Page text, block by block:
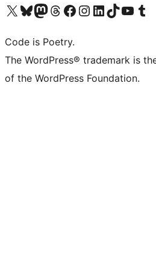
Visit our X (formerly Twitter) account
Visit our Bluesky account
Visit our Mastodon account
Visit our Threads account
Visit our Facebook page
Visit our Instagram account
Visit our LinkedIn account
Visit our TikTok account
Visit our YouTube
Visit our
Code is Poetry.
The WordPress® trademark is
of the WordPress Foundation.